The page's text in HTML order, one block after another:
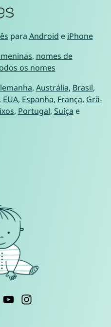
para Android e iPhone
, nomes de
os nomes
, Austrália, Brasil,
, EUA, Espanha, França, Grã-
, Portugal, Suíça e